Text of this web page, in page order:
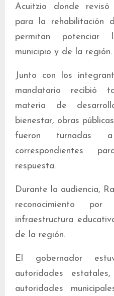
Acuitzio donde revisó
para la rehabilitación
permitan potenciar
municipio y de la región.
Junto con los
mandatario recibió
materia de
bienestar, obras
fueron turnadas
correspondientes
respuesta.
Durante la audiencia,
reconocimiento
infraestructura
de la región.
El gobernador
autoridades
autoridades